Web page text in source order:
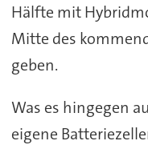
Hälfte mit
Mitte des
geben.
Was es hingegen
eigene